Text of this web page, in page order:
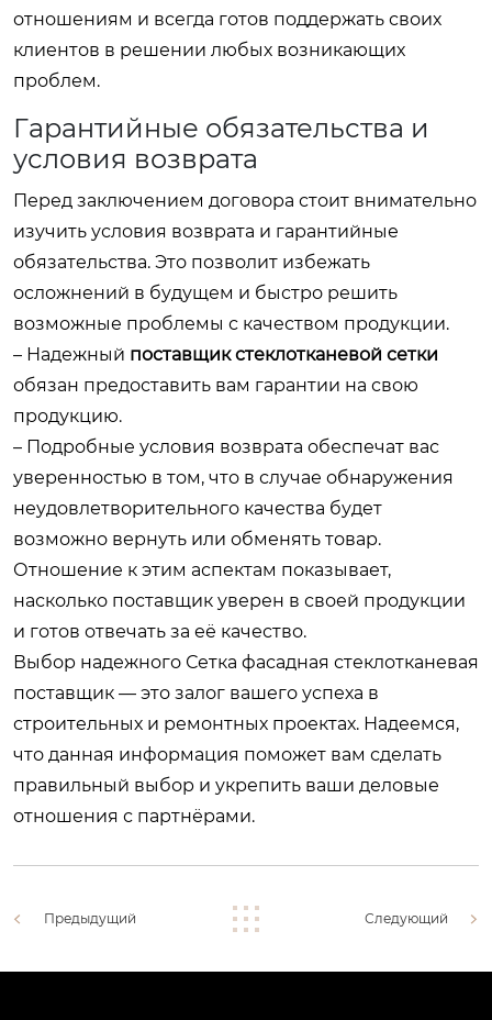
отношениям и всегда готов поддержать своих
клиентов в решении любых возникающих
проблем.
Гарантийные обязательства и
условия возврата
Перед заключением договора стоит внимательно
изучить условия возврата и гарантийные
обязательства. Это позволит избежать
осложнений в будущем и быстро решить
возможные проблемы с качеством продукции.
– Надежный поставщик стеклотканевой сетки
обязан предоставить вам гарантии на свою
продукцию.
– Подробные условия возврата обеспечат вас
уверенностью в том, что в случае обнаружения
неудовлетворительного качества будет
возможно вернуть или обменять товар.
Отношение к этим аспектам показывает,
насколько поставщик уверен в своей продукции
и готов отвечать за её качество.
Выбор надежного Сетка фасадная стеклотканевая
поставщик — это залог вашего успеха в
строительных и ремонтных проектах. Надеемся,
что данная информация поможет вам сделать
правильный выбор и укрепить ваши деловые
отношения с партнёрами.
Предыдущий Следующий